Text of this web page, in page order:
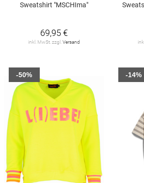
Sweatshirt "MSCHIma"
69,95 €
inkl. MwSt. zzgl. Versand
-50% -14%